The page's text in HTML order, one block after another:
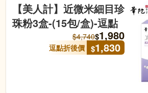
【美人計】近微米細目珍
珠粉3盒-(15包/盒)-逗點
$4,740$1,980
逗點折後價 $1,830